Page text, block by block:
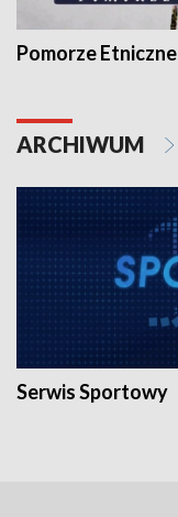
Pomorze Etniczne
ARCHIWUM
Serwis Sportowy